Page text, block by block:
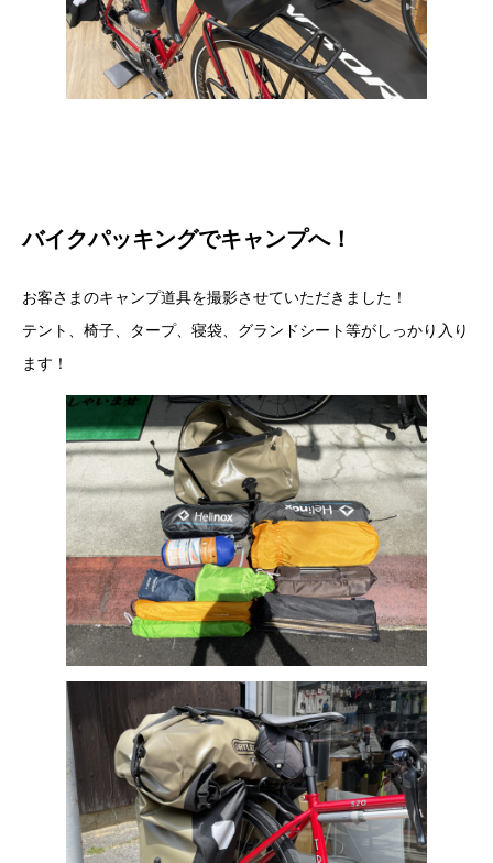
バイクパッキングでキャンプへ！
お客さまのキャンプ道具を撮影させていただきました！
テント、椅子、タープ、寝袋、グランドシート等がしっかり入り
ます！